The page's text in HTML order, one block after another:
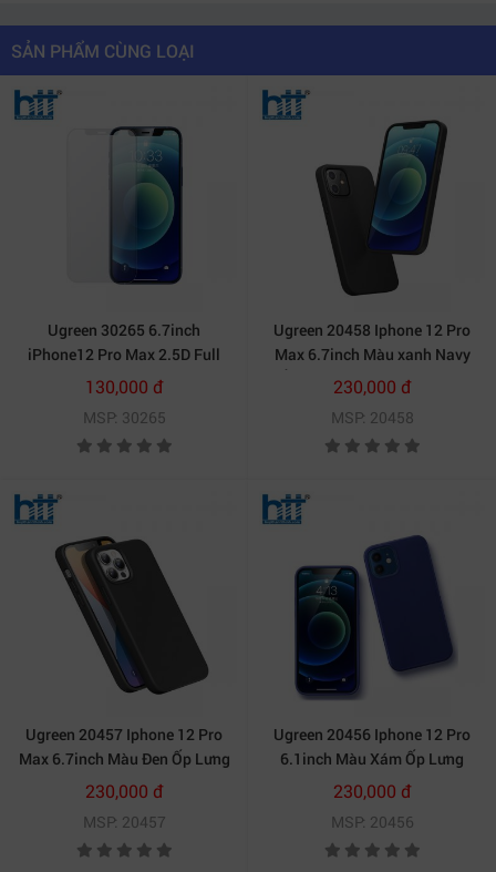
SẢN PHẨM CÙNG LOẠI
Ugreen 30265 6.7inch
iPhone12 Pro Max 2.5D Full
Cover Màn hình HD Phim bảo
vệ cường lực SP161 10030265
130,000 đ
MSP: 30265
Ugreen 20458 Iphone 12 Pro
Max 6.7inch Màu xanh Navy
Ốp Lưng điện thoại Silicone
LP417 20020458
230,000 đ
MSP: 20458
Ugreen 20457 Iphone 12 Pro
Max 6.7inch Màu Đen Ốp Lưng
điện thoại Silicone LP417
20020457
230,000 đ
MSP: 20457
Ugreen 20456 Iphone 12 Pro
6.1inch Màu Xám Ốp Lưng
điện thoại Silicone LP418
20020456
230,000 đ
MSP: 20456